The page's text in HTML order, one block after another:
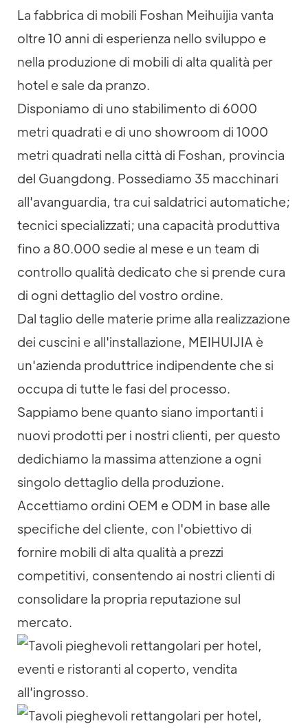
La fabbrica di mobili Foshan Meihuijia vanta
oltre 10 anni di esperienza nello sviluppo e
nella produzione di mobili di alta qualità per
hotel e sale da pranzo.
Disponiamo di uno stabilimento di 6000
metri quadrati e di uno showroom di 1000
metri quadrati nella città di Foshan, provincia
del Guangdong. Possediamo 35 macchinari
all'avanguardia, tra cui saldatrici automatiche;
tecnici specializzati; una capacità produttiva
fino a 80.000 sedie al mese e un team di
controllo qualità dedicato che si prende cura
di ogni dettaglio del vostro ordine.
Dal taglio delle materie prime alla realizzazione
dei cuscini e all'installazione, MEIHUIJIA è
un'azienda produttrice indipendente che si
occupa di tutte le fasi del processo.
Sappiamo bene quanto siano importanti i
nuovi prodotti per i nostri clienti, per questo
dedichiamo la massima attenzione a ogni
singolo dettaglio della produzione.
Accettiamo ordini OEM e ODM in base alle
specifiche del cliente, con l'obiettivo di
fornire mobili di alta qualità a prezzi
competitivi, consentendo ai nostri clienti di
consolidare la propria reputazione sul
mercato.